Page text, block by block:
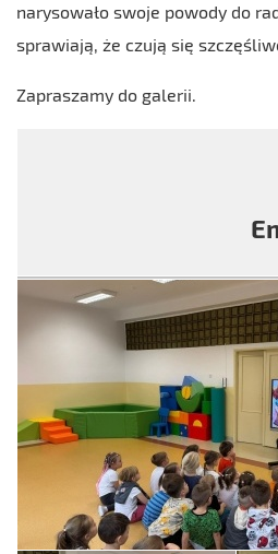
narysowało swoje powody do
sprawiają, że czują się
Zapraszamy do galerii.